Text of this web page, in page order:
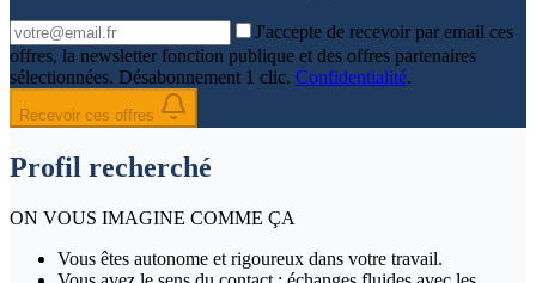
J'accepte de recevoir par email ces
offres, la newsletter fonction publique et des offres partenaires
sélectionnées. Désabonnement 1 clic. Confidentialité.
Recevoir ces offres
Profil recherché
ON VOUS IMAGINE COMME ÇA
Vous êtes autonome et rigoureux dans votre travail.